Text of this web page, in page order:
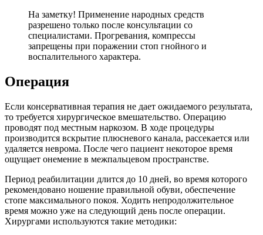
На заметку! Применение народных средств
разрешено только после консультации со
специалистами. Прогревания, компрессы
запрещены при поражении стоп гнойного и
воспалительного характера.
Операция
Если консервативная терапия не дает ожидаемого результата,
то требуется хирургическое вмешательство. Операцию
проводят под местным наркозом. В ходе процедуры
производится вскрытие плюсневого канала, рассекается или
удаляется неврома. После чего пациент некоторое время
ощущает онемение в межпальцевом пространстве.
Период реабилитации длится до 10 дней, во время которого
рекомендовано ношение правильной обуви, обеспечение
стопе максимального покоя. Ходить непродолжительное
время можно уже на следующий день после операции.
Хирургами используются такие методики: